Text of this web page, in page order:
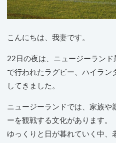
こんにちは、我妻です。
22日の夜は、ニュージーラン
で行われたラグビー、ハイラン
してきました。
ニュージーランドでは、家族や
ーを観戦する文化があります。
ゆっくりと日が暮れていく中、